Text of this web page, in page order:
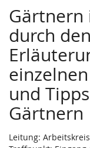
Gärtnern
durch
und
Gärtnern
Leitung: